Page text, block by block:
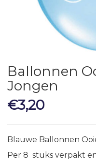
Ballonnen
Jongen
€3,20
Blauwe Ballonnen
Per 8 stuks verpakt